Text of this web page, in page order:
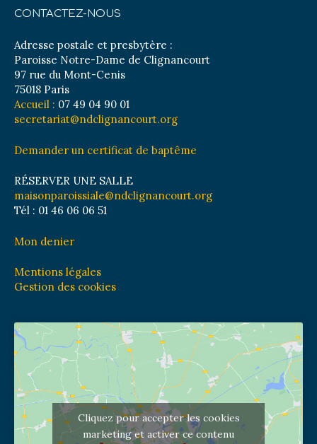
CONTACTEZ-NOUS
Adresse postale et presbytère :
Paroisse Notre-Dame de Clignancourt
97 rue du Mont-Cenis
75018 Paris
Accueil : 07 49 04 90 01
secretariat@ndclignancourt.org
Demander un certificat de baptême
RÉSERVER UNE SALLE
maisonparoissiale@ndclignancourt.org
Tél : 01 46 06 06 51
Mon denier
Mentions légales
Gestion des cookies
Cliquez pour accepter les cookies
marketing et activer ce contenu